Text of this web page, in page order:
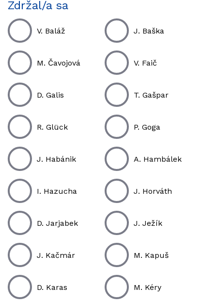
Zdržal/a sa
V. Baláž J. Baška
M. Čavojová V. Faič
D. Galis T. Gašpar
R. Glück P. Goga
J. Habánik A. Hambálek
I. Hazucha J. Horváth
D. Jarjabek J. Ježík
J. Kačmár M. Kapuš
D. Karas M. Kéry